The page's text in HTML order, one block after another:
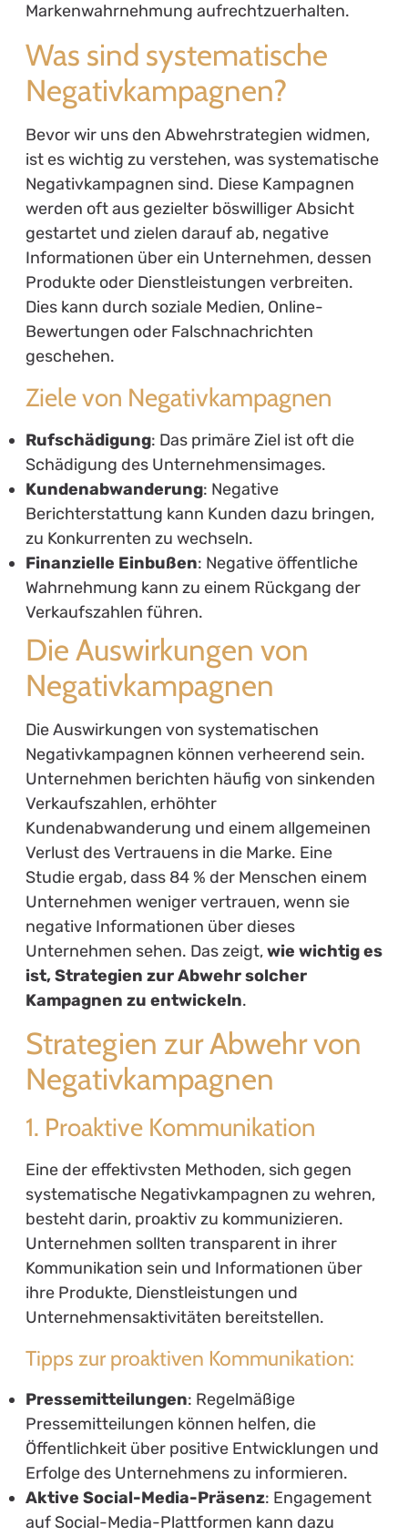
Markenwahrnehmung aufrechtzuerhalten.
Was sind systematische
Negativkampagnen?
Bevor wir uns den Abwehrstrategien widmen,
ist es wichtig zu verstehen, was systematische
Negativkampagnen sind. Diese Kampagnen
werden oft aus gezielter böswilliger Absicht
gestartet und zielen darauf ab, negative
Informationen über ein Unternehmen, dessen
Produkte oder Dienstleistungen verbreiten.
Dies kann durch soziale Medien, Online-
Bewertungen oder Falschnachrichten
geschehen.
Ziele von Negativkampagnen
Rufschädigung: Das primäre Ziel ist oft die
Schädigung des Unternehmensimages.
Kundenabwanderung: Negative
Berichterstattung kann Kunden dazu bringen,
zu Konkurrenten zu wechseln.
Finanzielle Einbußen: Negative öffentliche
Wahrnehmung kann zu einem Rückgang der
Verkaufszahlen führen.
Die Auswirkungen von
Negativkampagnen
Die Auswirkungen von systematischen
Negativkampagnen können verheerend sein.
Unternehmen berichten häufig von sinkenden
Verkaufszahlen, erhöhter
Kundenabwanderung und einem allgemeinen
Verlust des Vertrauens in die Marke. Eine
Studie ergab, dass 84 % der Menschen einem
Unternehmen weniger vertrauen, wenn sie
negative Informationen über dieses
Unternehmen sehen. Das zeigt,wie wichtig es
ist, Strategien zur Abwehr solcher
Kampagnen zu entwickeln.
Strategien zur Abwehr von
Negativkampagnen
1. Proaktive Kommunikation
Eine der effektivsten Methoden, sich gegen
systematische Negativkampagnen zu wehren,
besteht darin, proaktiv zu kommunizieren.
Unternehmen sollten transparent in ihrer
Kommunikation sein und Informationen über
ihre Produkte, Dienstleistungen und
Unternehmensaktivitäten bereitstellen.
Tipps zur proaktiven Kommunikation:
Pressemitteilungen: Regelmäßige
Pressemitteilungen können helfen, die
Öffentlichkeit über positive Entwicklungen und
Erfolge des Unternehmens zu informieren.
Aktive Social-Media-Präsenz: Engagement
auf Social-Media-Plattformen kann dazu